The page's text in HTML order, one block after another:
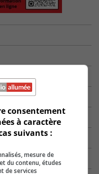
consentement
à caractère
suivants :
mesure de
du contenu, études
de services